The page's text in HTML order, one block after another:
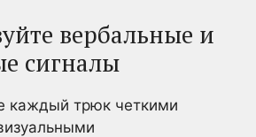
вербальные и
сигналы
каждый трюк четкими